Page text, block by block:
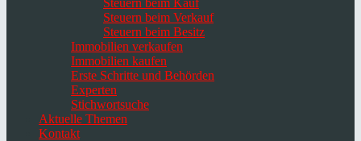
Steuern beim Kauf
Steuern beim Verkauf
Steuern beim Besitz
Immobilien verkaufen
Immobilien kaufen
Erste Schritte und Behörden
Experten
Stichwortsuche
Aktuelle Themen
Kontakt